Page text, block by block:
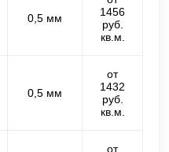
0,5 мм
1456
руб.
кв.м.
0,5 мм
от
1432
руб.
кв.м.
от